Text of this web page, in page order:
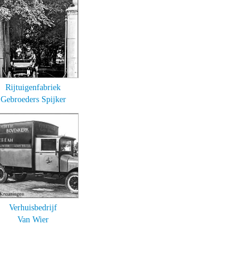
Rijtuigenfabriek
Gebroeders Spijker
Verhuisbedrijf
Van Wier